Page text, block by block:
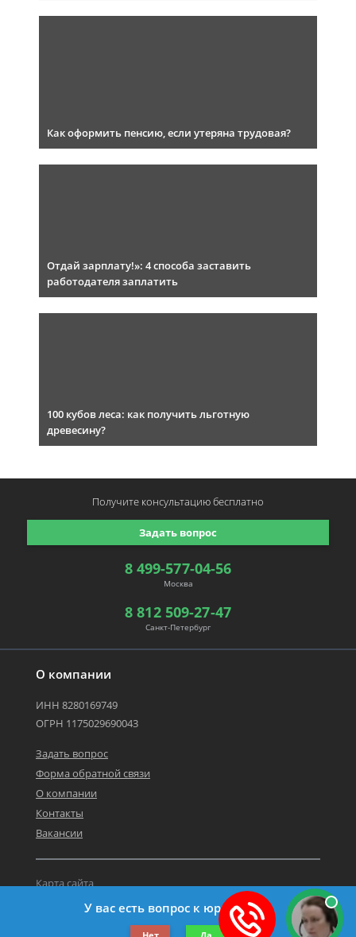
Как оформить пенсию, если утеряна трудовая?
Отдай зарплату!»: 4 способа заставить
работодателя заплатить
100 кубов леса: как получить льготную
древесину?
О компании
ИНН 8280169749
ОГРН 1175029690043
Задать вопрос
Форма обратной связи
О компании
Контакты
Вакансии
©2019-2026 Все права защищены.
Карта сайта
Политика персональных данных
8 499-577-04-56
Москва
8 812 509-27-47
Санкт-Петербург
Задать вопрос
Получите консультациюбесплатно
У вас есть вопрос к юристу?
Нет Да